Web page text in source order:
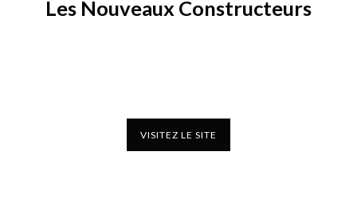
Les Nouveaux Constructeurs
VISITEZ LE SITE